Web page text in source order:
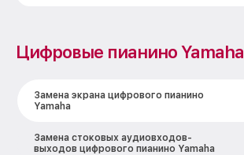
Цифровые пианино Yamaha
Замена экрана цифрового пианино
Yamaha
Замена стоковых аудиовходов-
выходов цифрового пианино Yamaha